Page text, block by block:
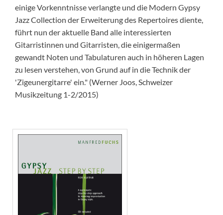
einige Vorkenntnisse verlangte und die Modern Gypsy
Jazz Collection der Erweiterung des Repertoires diente,
führt nun der aktuelle Band alle interessierten
Gitarristinnen und Gitarristen, die einigermaßen
gewandt Noten und Tabulaturen auch in höheren Lagen
zu lesen verstehen, von Grund auf in die Technik der
'Zigeunergitarre' ein." (Werner Joos, Schweizer
Musikzeitung 1-2/2015)